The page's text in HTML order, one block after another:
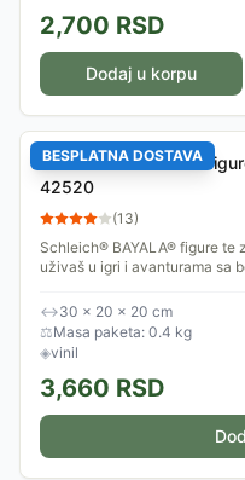
2,700 RSD
Dodaj u korpu
BESPLATNA DOSTAVA
Schleich® BAYALA®
42520
(13)
​​Schleich® BAYALA® figure te
uživaš u igri i avanturama sa
↔30 × 20 × 20 cm
⚖Masa paketa: 0.4 kg
◈vinil
3,660 RSD